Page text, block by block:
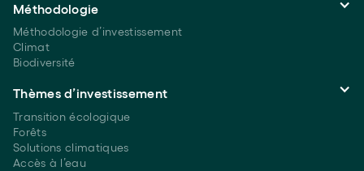
Méthodologie
Méthodologie d’investissement
Climat
Biodiversité
Thèmes d’investissement
Transition écologique
Forêts
Solutions climatiques
Accès à l’eau